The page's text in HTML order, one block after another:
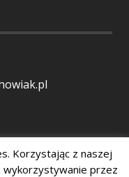
Korzystając z naszej
przez